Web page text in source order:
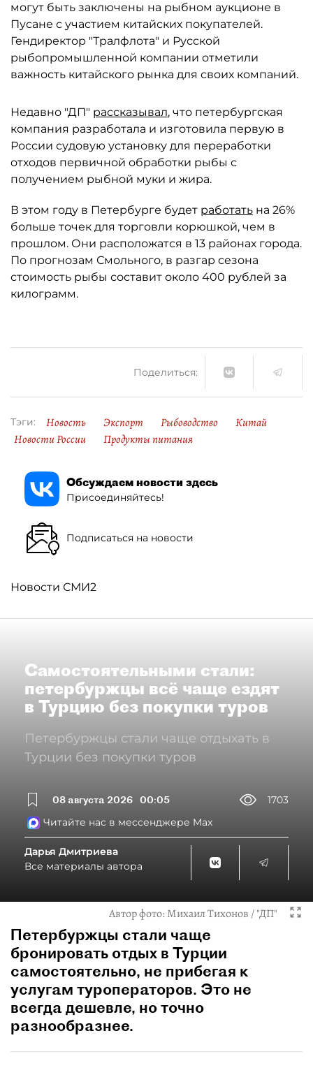
могут быть заключены на рыбном аукционе в
Пусане с участием китайских покупателей.
Гендиректор "Тралфлота" и Русской
рыбопромышленной компании отметили
важность китайского рынка для своих компаний.
Недавно "ДП" рассказывал, что петербургская
компания разработала и изготовила первую в
России судовую установку для переработки
отходов первичной обработки рыбы с
получением рыбной муки и жира.
В этом году в Петербурге будет работать на 26%
больше точек для торговли корюшкой, чем в
прошлом. Они расположатся в 13 районах города.
По прогнозам Смольного, в разгар сезона
стоимость рыбы составит около 400 рублей за
килограмм.
Поделиться:
Тэги: Новость Экспорт Рыбоводство
Китай
Новости России
Продукты питания
Обсуждаем новости здесь
Присоединяйтесь!
Подписаться на новости
Новости СМИ2
Самостоятельными стали:
петербуржцы всё чаще ездят
в Турцию без покупки туров
Петербуржцы стали чаще отдыхать в
Турции без покупки туров
08 августа 2026 00:05
1703
Читайте нас в мессенджере Max
Дарья Дмитриева
Все материалы автора
Автор фото:Михаил Тихонов / "ДП"
Петербуржцы стали чаще
бронировать отдых в Турции
самостоятельно, не прибегая к
услугам туроператоров. Это не
всегда дешевле, но точно
разнообразнее.